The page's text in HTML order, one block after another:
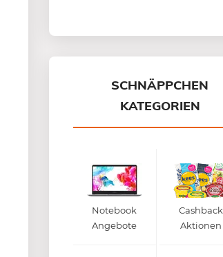
SCHNÄPPCHEN
KATEGORIEN
Notebook
Angebote
Cashback
Aktionen